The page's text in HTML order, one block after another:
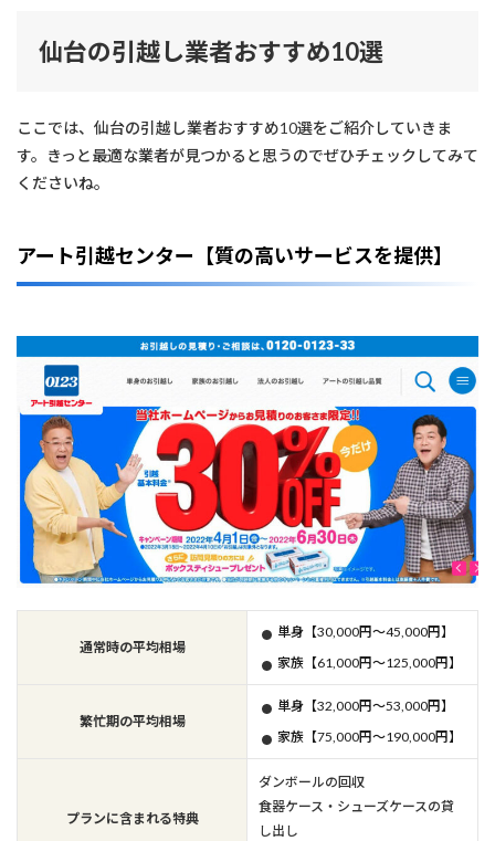
仙台の引越し業者おすすめ10選
ここでは、仙台の引越し業者おすすめ10選をご紹介していきま
す。きっと最適な業者が見つかると思うのでぜひチェックしてみて
くださいね。
アート引越センター【質の高いサービスを提供】
通常時の平均相場
単身【30,000円～45,000円】
家族【61,000円～125,000円】
繁忙期の平均相場
単身【32,000円～53,000円】
家族【75,000円～190,000円】
プランに含まれる特典
ダンボールの回収
食器ケース・シューズケースの貸
し出し